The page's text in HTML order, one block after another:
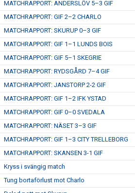
MATCHRAPPORT: ANDERSLÖV 5–3 GIF
MATCHRAPPORT: GIF 2–2 CHARLO
MATCHRAPPORT: SKURUP 0–3 GIF
MATCHRAPPORT: GIF 1–1 LUNDS BOIS
MATCHRAPPORT: GIF 5–1 SKEGRIE
MATCHRAPPORT: RYDSGÅRD 7–4 GIF
MATCHRAPPORT: JANSTORP 2-2 GIF
MATCHRAPPORT: GIF 1–2 IFK YSTAD
MATCHRAPPORT: GIF 0–0 SVEDALA
MATCHRAPPORT: NÄSET 3–3 GIF
MATCHRAPPORT: GIF 1–3 CITY TRELLEBORG
MATCHRAPPORT: SKANSEN 3-1 GIF
Kryss i svängig match
Tung bortaförlust mot Charlo